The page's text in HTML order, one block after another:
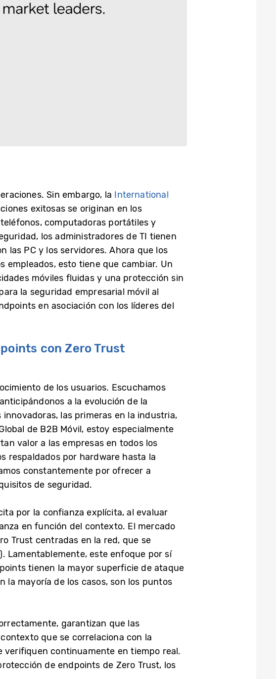
Sin embargo, la International
exitosas se originan en los
computadoras portátiles y
los administradores de TI tienen
las PC y los servidores. Ahora que los
empleados, esto tiene que cambiar. Un
móviles fluidas y una protección sin
la seguridad empresarial móvil al
en asociación con los líderes del
con Zero Trust
de los usuarios. Escuchamos
a la evolución de la
las primeras en la industria,
de B2B Móvil, estoy especialmente
valor a las empresas en todos los
respaldados por hardware hasta la
constantemente por ofrecer a
de seguridad.
por la confianza explícita, al evaluar
en función del contexto. El mercado
Trust centradas en la red, que se
). Lamentablemente, este enfoque por sí
tienen la mayor superficie de ataque
la mayoría de los casos, son los puntos
garantizan que las
que se correlaciona con la
verifiquen continuamente en tiempo real.
de endpoints de Zero Trust, los